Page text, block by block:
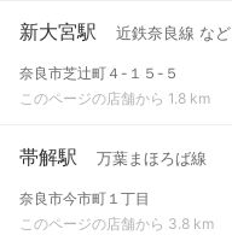
新大宮駅 近鉄奈良線 など
奈良市芝辻町４-１５-５
このページの店舗から 1.8 km
帯解駅 万葉まほろば線
奈良市今市町１丁目
このページの店舗から 3.8 km